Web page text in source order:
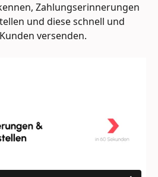
Zahlungserinnerungen
und diese schnell und
versenden.